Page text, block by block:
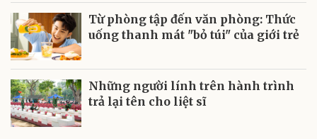
Từ phòng tập đến văn phòng: Thức
uống thanh mát "bỏ túi" của giới trẻ
Những người lính trên hành trình
trả lại tên cho liệt sĩ